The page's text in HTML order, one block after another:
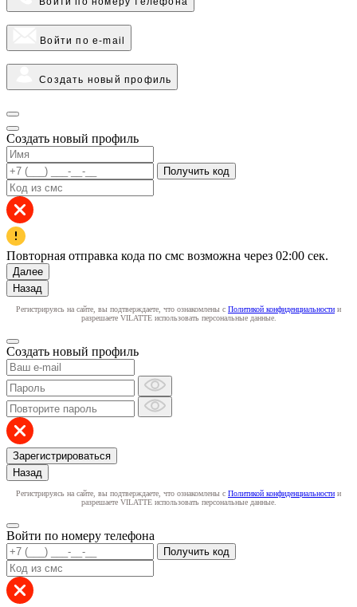
Войти по e-mail
Создать новый профиль
Создать новый профиль
Получить код
Повторная отправка кода по смс возможна через 02:00 сек.
Далее
Назад
Регистрируясь на сайте, вы подтверждаете, что ознакомлены с Политикой конфиденциальности и
разрешаете VILATTE использовать персональные данные.
Создать новый профиль
Зарегистрироваться
Назад
Регистрируясь на сайте, вы подтверждаете, что ознакомлены с Политикой конфиденциальности и
разрешаете VILATTE использовать персональные данные.
Войти по номеру телефона
Получить код